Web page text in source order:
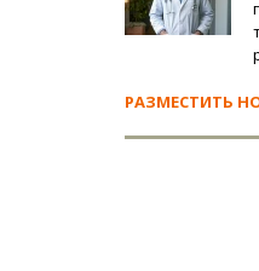
РАЗМЕСТИТЬ